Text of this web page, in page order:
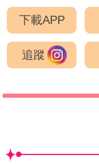
下載APP
追蹤